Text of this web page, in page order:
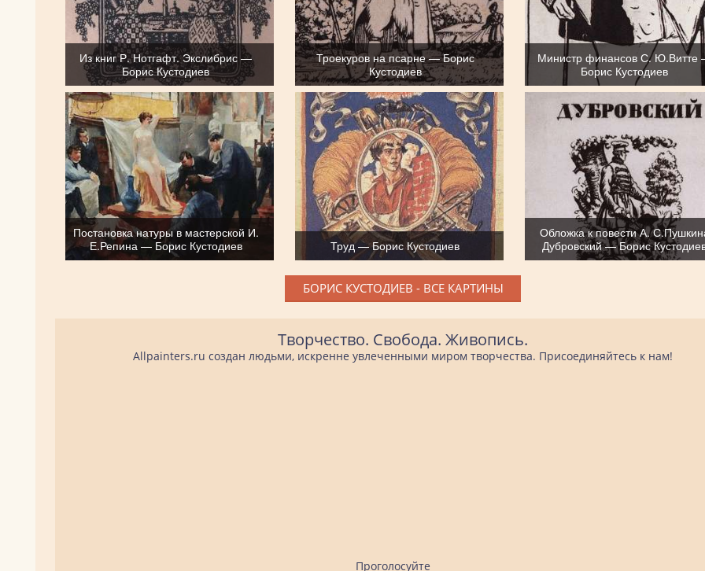
Из книг Р. Нотгафт. Экслибрис —
Борис Кустодиев
Троекуров на псарне — Борис
Кустодиев
Министр финансов С. Ю.Витте
Борис Кустодиев
Постановка натуры в мастерской И.
Е.Репина — Борис Кустодиев
Труд — Борис Кустодиев
Обложка к повести А.
Дубровский — Борис
БОРИС КУСТОДИЕВ - ВСЕ КАРТИНЫ
Творчество. Свобода. Живопись.
Allpainters.ru создан людьми, искренне увлеченными миром творчества. Присоединяйтесь к нам!
Проголосуйте